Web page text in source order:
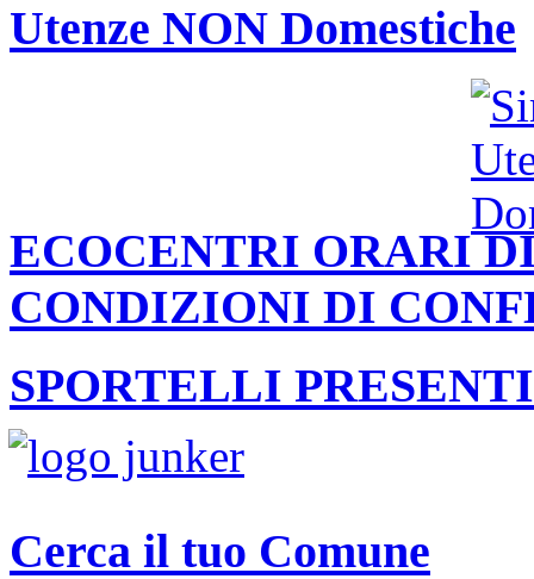
Utenze NON Domestiche
ECOCENTRI ORARI
CONDIZIONI DI
SPORTELLI
Cerca il tuo Comune